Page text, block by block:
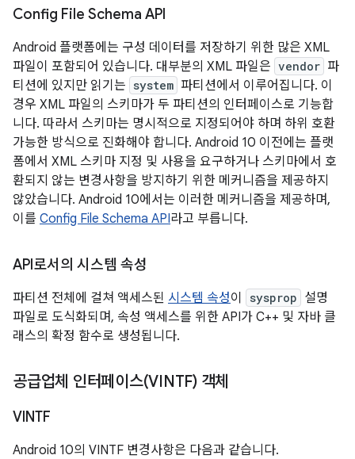
Config File Schema API
Android 플랫폼에는 구성 데이터를 저장하기 위한 많은 XML
파일이 포함되어 있습니다. 대부분의 XML 파일은 vendor 파
티션에 있지만 읽기는 system 파티션에서 이루어집니다. 이
경우 XML 파일의 스키마가 두 파티션의 인터페이스로 기능합
니다. 따라서 스키마는 명시적으로 지정되어야 하며 하위 호환
가능한 방식으로 진화해야 합니다. Android 10 이전에는 플랫
폼에서 XML 스키마 지정 및 사용을 요구하거나 스키마에서 호
환되지 않는 변경사항을 방지하기 위한 메커니즘을 제공하지
않았습니다. Android 10에서는 이러한 메커니즘을 제공하며,
이를 Config File Schema API라고 부릅니다.
API로서의 시스템 속성
파티션 전체에 걸쳐 액세스된 시스템 속성이 sysprop 설명
파일로 도식화되며, 속성 액세스를 위한 API가 C++ 및 자바 클
래스의 확정 함수로 생성됩니다.
공급업체 인터페이스(VINTF) 객체
VINTF
Android 10의 VINTF 변경사항은 다음과 같습니다.